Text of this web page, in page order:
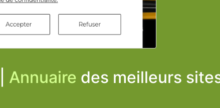
Annuaire des meilleurs